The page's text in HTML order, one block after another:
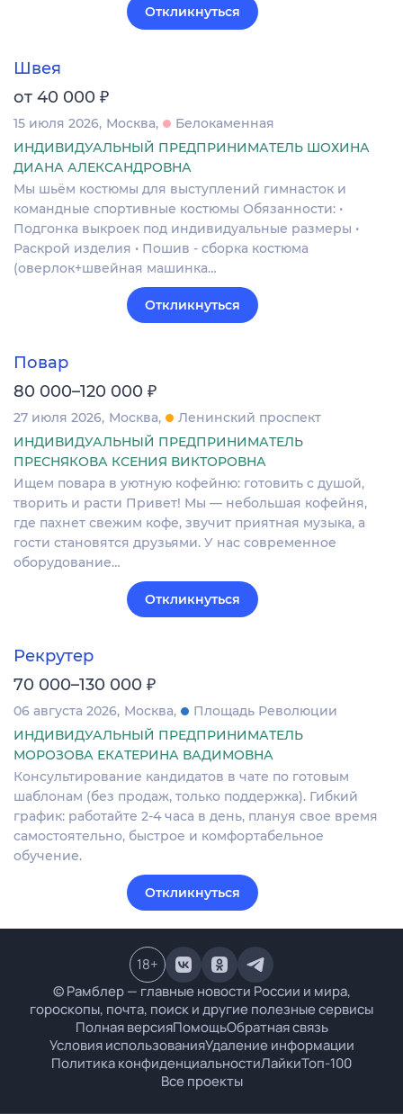
Откликнуться
Швея
от 40 000 ₽
15 июля 2026 Москва
Белокаменная
ИНДИВИДУАЛЬНЫЙ ПРЕДПРИНИМАТЕЛЬ ШОХИНА
ДИАНА АЛЕКСАНДРОВНА
Мы шьём костюмы для выступлений гимнасток и
командные спортивные костюмы Обязанности: •
Подгонка выкроек под индивидуальные размеры •
Раскрой изделия • Пошив - сборка костюма
(оверлок+швейная машинка…
Откликнуться
Повар
80 000–120 000 ₽
27 июля 2026 Москва
Ленинский проспект
ИНДИВИДУАЛЬНЫЙ ПРЕДПРИНИМАТЕЛЬ
ПРЕСНЯКОВА КСЕНИЯ ВИКТОРОВНА
Ищем повара в уютную кофейню: готовить с душой,
творить и расти Привет! Мы — небольшая кофейня,
где пахнет свежим кофе, звучит приятная музыка, а
гости становятся друзьями. У нас современное
оборудование…
Откликнуться
Рекрутер
70 000–130 000 ₽
06 августа 2026 Москва
Площадь Революции
ИНДИВИДУАЛЬНЫЙ ПРЕДПРИНИМАТЕЛЬ
МОРОЗОВА ЕКАТЕРИНА ВАДИМОВНА
Консультирование кандидатов в чате по готовым
шаблонам (без продаж, только поддержка). Гибкий
график: работайте 2-4 часа в день, плануя свое время
самостоятельно, быстрое и комфортабельное
обучение.
Откликнуться
© Рамблер — главные новости России и мира,
гороскопы, почта, поиск и другие полезные сервисы
Полная версияПомощьОбратная связь
Условия использованияУдаление информации
Политика конфиденциальностиЛайкиТоп-100
Все проекты
18+